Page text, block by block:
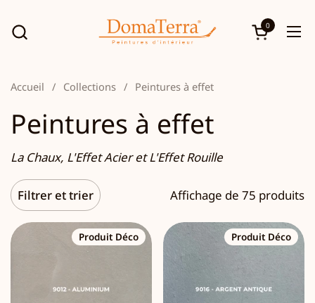
Ouvrir le
0
Accueil / Collections / Peintures à effet
Peintures à effet
La Chaux, L'Effet Acier et L'Effet Rouille
Filtrer et trier Affichage de 75 produits
Produit Déco Produit Déco